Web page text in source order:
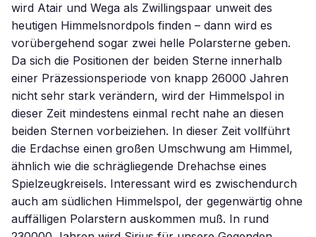
wird Atair und Wega als Zwillingspaar unweit des
heutigen Himmelsnordpols finden – dann wird es
vorübergehend sogar zwei helle Polarsterne geben.
Da sich die Positionen der beiden Sterne innerhalb
einer Präzessionsperiode von knapp 26000 Jahren
nicht sehr stark verändern, wird der Himmelspol in
dieser Zeit mindestens einmal recht nahe an diesen
beiden Sternen vorbeiziehen. In dieser Zeit vollführt
die Erdachse einen großen Umschwung am Himmel,
ähnlich wie die schrägliegende Drehachse eines
Spielzeugkreisels. Interessant wird es zwischendurch
auch am südlichen Himmelspol, der gegenwärtig ohne
auffälligen Polarstern auskommen muß. In rund